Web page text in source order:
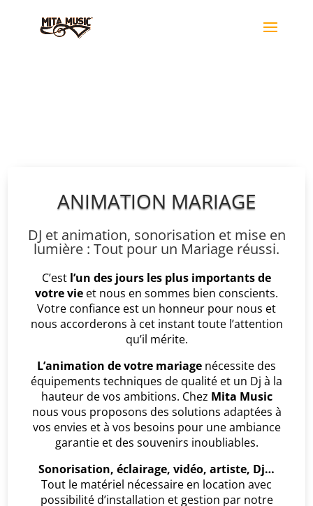
ANIMATION MARIAGE
DJ et animation, sonorisation et mise en
lumière : Tout pour un Mariage réussi.
C’est l’un des jours les plus importants de
votre vie et nous en sommes bien conscients.
Votre confiance est un honneur pour nous et
nous accorderons à cet instant toute l’attention
qu’il mérite.
L’animation de votre mariage nécessite des
équipements techniques de qualité et un Dj à la
hauteur de vos ambitions. Chez Mita Music
nous vous proposons des solutions adaptées à
vos envies et à vos besoins pour une ambiance
garantie et des souvenirs inoubliables.
Sonorisation, éclairage, vidéo, artiste, Dj…
Tout le matériel nécessaire en location avec
possibilité d’installation et gestion par notre